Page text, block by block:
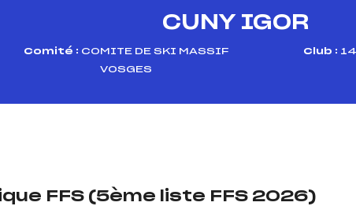
CUNY IGOR
Comité : COMITE DE SKI MASSIF
VOSGES
Club :
FFS (5ème liste FFS 2026)